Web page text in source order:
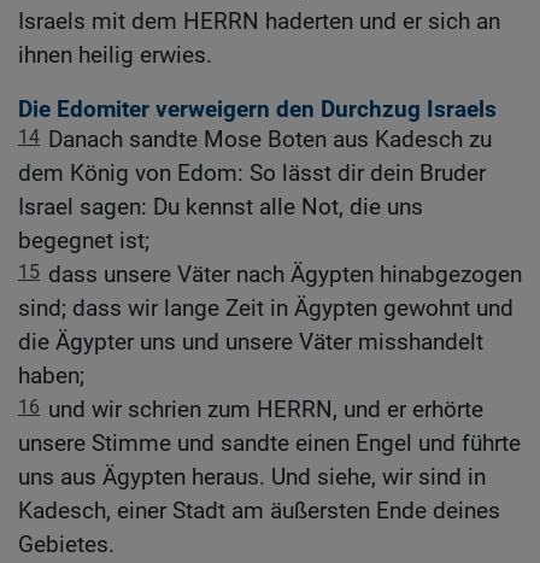
Israels mit dem HERRN haderten und er sich an
ihnen heilig erwies.
Die Edomiter verweigern den Durchzug Israels
14 Danach sandte Mose Boten aus Kadesch zu
dem König von Edom: So lässt dir dein Bruder
Israel sagen: Du kennst alle Not, die uns
begegnet ist;
15 dass unsere Väter nach Ägypten hinabgezogen
sind; dass wir lange Zeit in Ägypten gewohnt und
die Ägypter uns und unsere Väter misshandelt
haben;
16 und wir schrien zum HERRN, und er erhörte
unsere Stimme und sandte einen Engel und führte
uns aus Ägypten heraus. Und siehe, wir sind in
Kadesch, einer Stadt am äußersten Ende deines
Gebietes.